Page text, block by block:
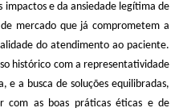
impactos e da ansiedade legítima de
mercado que já comprometem a
do atendimento ao paciente.
histórico com a representatividade
a busca de soluções equilibradas,
com as boas práticas éticas e de